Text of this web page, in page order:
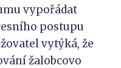
vypořádat
postupu
vytýká, že
žalobcovo